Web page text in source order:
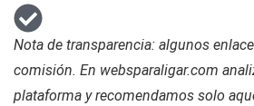
Nota de transparencia: algunos
comisión. En websparaligar.com
plataforma y recomendamos solo